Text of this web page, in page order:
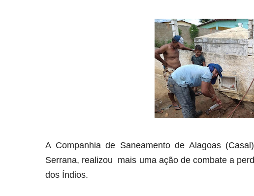
A Companhia de Saneamento de Alagoas
Serrana, realizou mais uma ação de combate a
dos Índios.